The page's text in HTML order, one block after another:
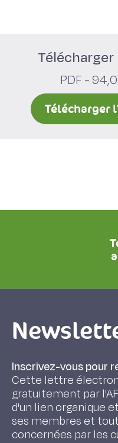
PDF -
Télécharger
Inscrivez-vous pour
Cette lettre
gratuitement par
d'un lien organique
ses membres et
concernées par les